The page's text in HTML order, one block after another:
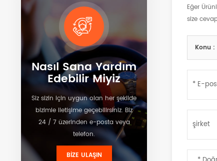
Nasıl Sana Yardım
Edebilir Miyiz
Siz sizin için uygun olan her şekilde
bizimle iletişime geçebilirsiniz. Biz
24 / 7 üzerinden e-posta veya
telefon.
BIZE ULAŞIN
Eğer
size
Konu :